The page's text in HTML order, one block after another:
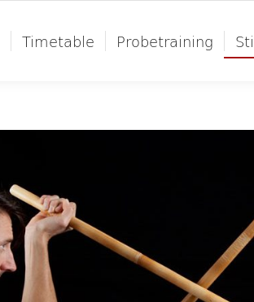
Timetable Probetraining